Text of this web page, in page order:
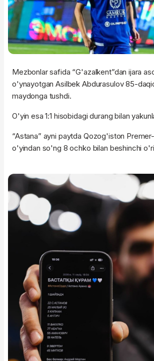
Mezbonlar safida “G'azalkent”dan ijara
o'ynayotgan Asilbek Abdurasulov 85-
maydonga tushdi.
O'yin esa 1:1 hisobidagi durang bilan
“Astana” ayni paytda Qozog'iston
o'yindan so'ng 8 ochko bilan beshinchi